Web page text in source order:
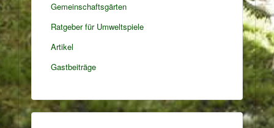
Gemeinschaftsgärten
Ratgeber für Umweltspiele
Artikel
Gastbeiträge